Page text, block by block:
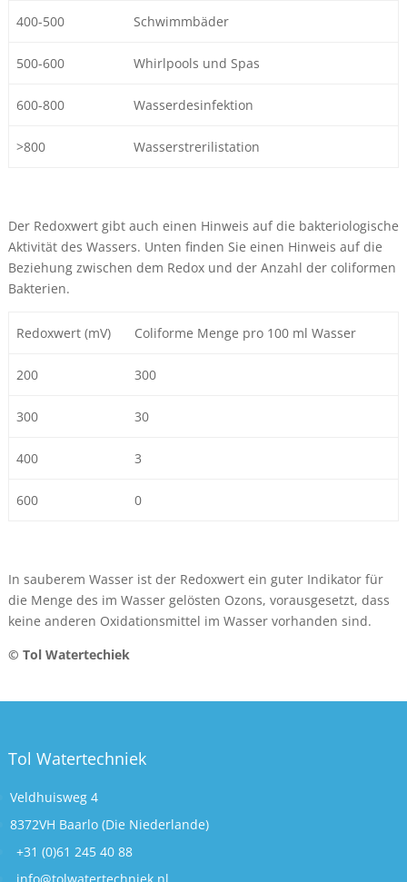
400-500 Schwimmbäder
500-600 Whirlpools und Spas
600-800 Wasserdesinfektion
>800 Wasserstrerilistation
Der Redoxwert gibt auch einen Hinweis auf die bakteriologische
Aktivität des Wassers. Unten finden Sie einen Hinweis auf die
Beziehung zwischen dem Redox und der Anzahl der coliformen
Bakterien.
Redoxwert (mV) Coliforme Menge pro 100 ml Wasser
200 300
300 30
400 3
600 0
In sauberem Wasser ist der Redoxwert ein guter Indikator für
die Menge des im Wasser gelösten Ozons, vorausgesetzt, dass
keine anderen Oxidationsmittel im Wasser vorhanden sind.
© Tol Watertechiek
Tol Watertechniek
Veldhuisweg 4
8372VH Baarlo (Die Niederlande)
+31 (0)61 245 40 88
info@tolwatertechniek.nl